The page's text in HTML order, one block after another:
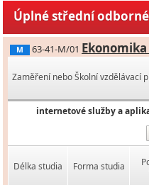
Úplné střední
M 63-41-M/01
Zaměření nebo Školní vzdělávací
internetové služby a
Délka studia Forma studia